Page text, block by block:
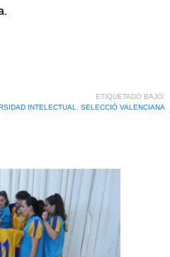
.
ETIQUETADO BAJO:
INTELECTUAL
SELECCIÓ VALENCIANA